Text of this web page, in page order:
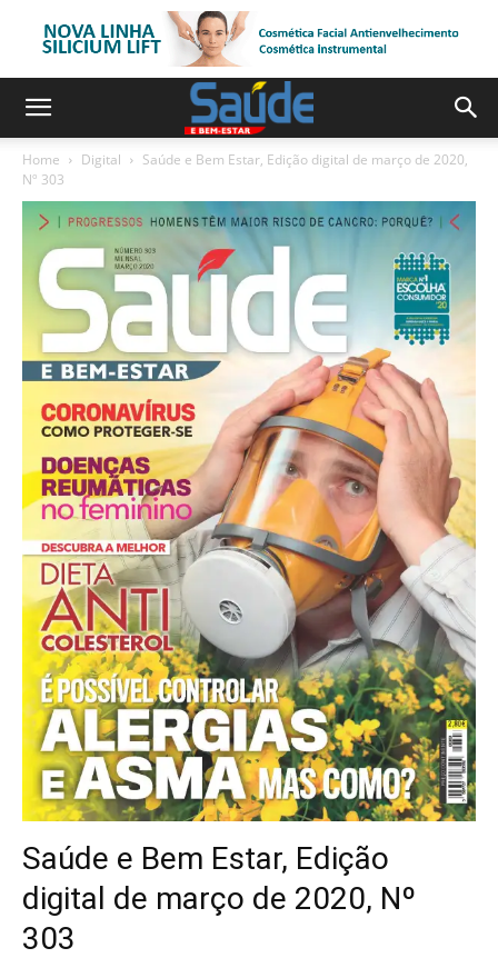
Home Digital
Saúde e Bem Estar, Edição digital de março de 2020,
Nº 303
Saúde e Bem Estar, Edição
digital de março de 2020, Nº
303